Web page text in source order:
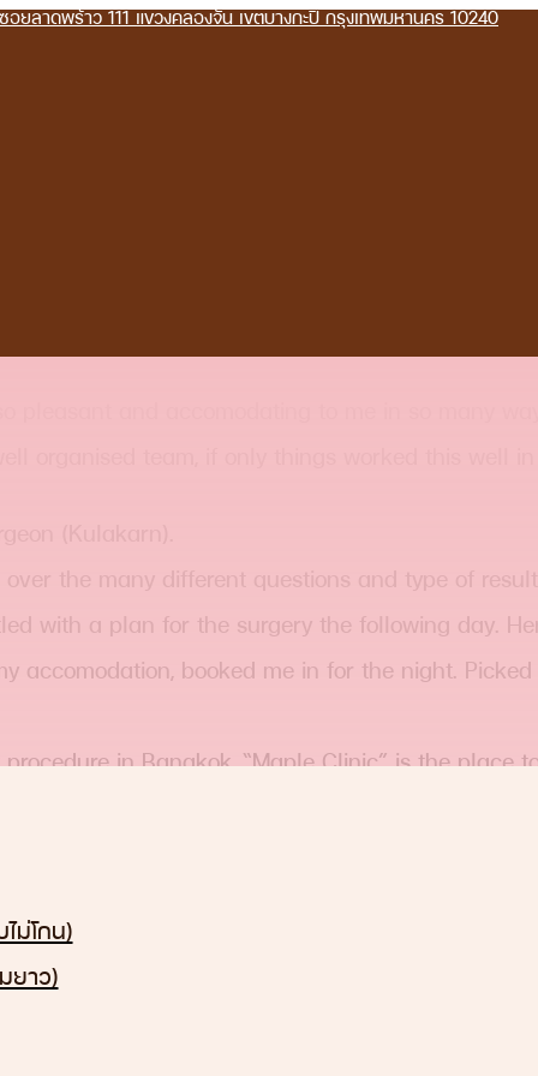
ยลาดพร้าว 111 แขวงคลองจั่น เขตบางกะปิ กรุงเทพมหานคร 10240
ม่โกน)
ยาว)
pleasant and accomodating to me in so many
organised team, if only things worked this well in
(Kulakarn).
over the many different questions and type of
with a plan for the surgery the following day.
accomodation, booked me in for the night.
in Bangkok, “Maple Clinic” is the place
my head a week later and commented on